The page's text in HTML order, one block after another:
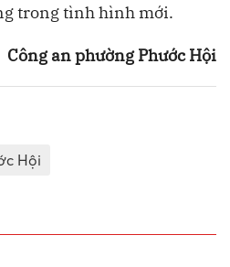
trong tình hình mới.
Công an phường Phước Hội
Hội